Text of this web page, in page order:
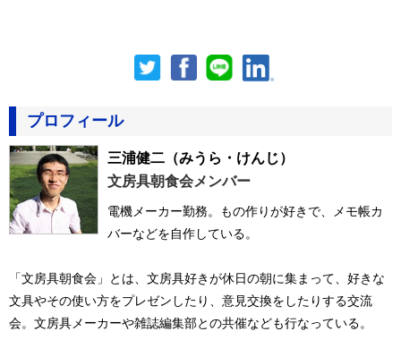
プロフィール
三浦健二 （みうら・けんじ）
文房具朝食会メンバー
電機メーカー勤務。もの作りが好きで、メモ帳カ
バーなどを自作している。
「文房具朝食会」とは、文房具好きが休日の朝に集まって、好きな
文具やその使い方をプレゼンしたり、意見交換をしたりする交流
会。文房具メーカーや雑誌編集部との共催なども行なっている。